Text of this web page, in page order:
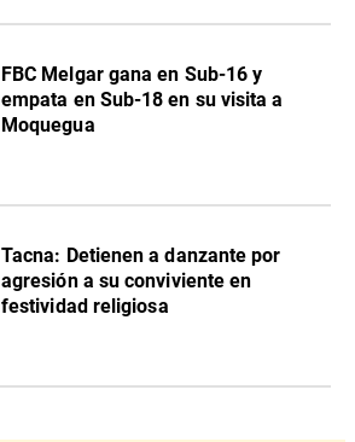
FBC Melgar gana en Sub-16 y
empata en Sub-18 en su visita a
Moquegua
Tacna: Detienen a danzante por
agresión a su conviviente en
festividad religiosa